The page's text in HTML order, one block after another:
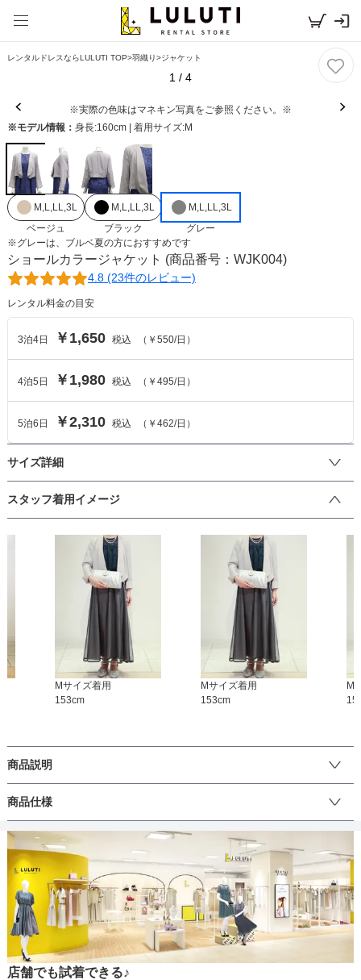
レンタルドレスならLULUTI TOP>羽織り>ジャケット
1 / 4
※実際の色味はマネキン写真をご参照ください。※
※モデル情報： 身長:160cm | 着用サイズ:M
M,L,LL,3L
ベージュ
M,L,LL,3L
ブラック
M,L,LL,3L
グレー
※グレーは、 ブルベ夏の方におすすめです
ショールカラージャケット (商品番号：WJK004)
4.8 (23件のレビュー)
レンタル料金の目安
3泊4日 ￥1,650 税込 （ ￥550/日）
4泊5 日 ￥1,980 税込 （ ￥495/日）
5泊6 日 ￥2,310 税込 （ ￥462/日）
サイズ詳細
ジャケットのサイズ
M LL
41 44
そでの長さ
アームホール 40 42
スタッフ着用イメージ
Mサイズ着用
153cm
Mサイズ着用
153cm
M
商品説明
コンパクトな美ラインシルエットが魅力の定番のシンプルなジャケ
ット。程よくハリのある生地を使用したコンパクトなシルエットで
す。ドレスに相性の良いデザインなので、コーディネートのアクセ
ントやTPO別に着用いただけます。ショールカラーやターンバック
の袖もポイント。
商品仕様
丈
生地の厚さ
店舗でも試着できる♪